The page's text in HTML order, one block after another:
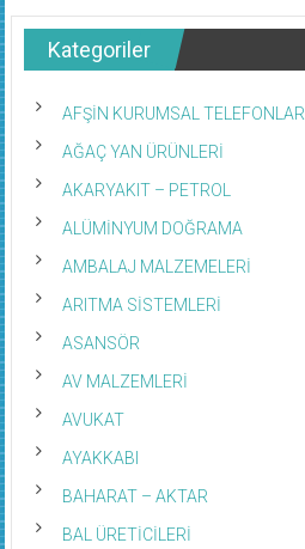
Kategoriler
AFŞİN KURUMSAL TELEFONLAR
AĞAÇ YAN ÜRÜNLERİ
AKARYAKIT – PETROL
ALÜMİNYUM DOĞRAMA
AMBALAJ MALZEMELERİ
ARITMA SİSTEMLERİ
ASANSÖR
AV MALZEMLERİ
AVUKAT
AYAKKABI
BAHARAT – AKTAR
BAL ÜRETİCİLERİ